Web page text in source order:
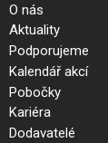
O nás
Aktuality
Podporujeme
Kalendář akcí
Pobočky
Kariéra
Dodavatelé